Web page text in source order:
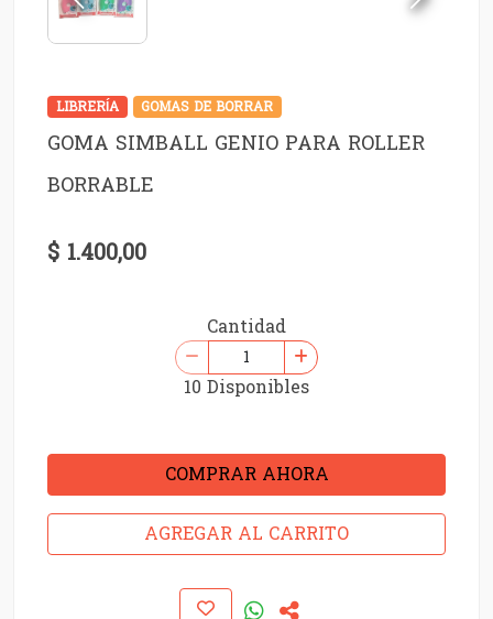
LIBRERÍA GOMAS DE BORRAR
GOMA SIMBALL GENIO PARA ROLLER
BORRABLE
$ 1.400,00
Cantidad
10 Disponibles
COMPRAR AHORA
AGREGAR AL CARRITO